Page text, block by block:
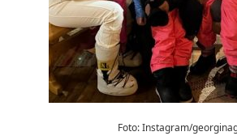
Foto: Instagram/